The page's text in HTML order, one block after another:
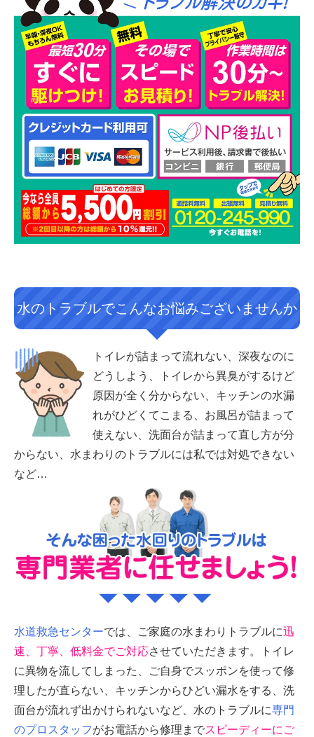
水のトラブルでこんなお悩みございませんか
トイレが詰まって流れない、深夜なのに
どうしよう、トイレから異臭がするけど
原因が全く分からない、キッチンの水漏
れがひどくてこまる、お風呂が詰まって
使えない、洗面台が詰まって直し方が分
からない、水まわりのトラブルには私では対処できない
など…
水道救急センターでは、ご家庭の水まわりトラブルに迅
速、丁寧、低料金でご対応させていただきます。トイレ
に異物を流してしまった、ご自身でスッポンを使って修
理したが直らない、キッチンからひどい漏水をする、洗
面台が流れず出かけられないなど、水のトラブルに専門
のプロスタッフがお電話から修理までスピーディーにご